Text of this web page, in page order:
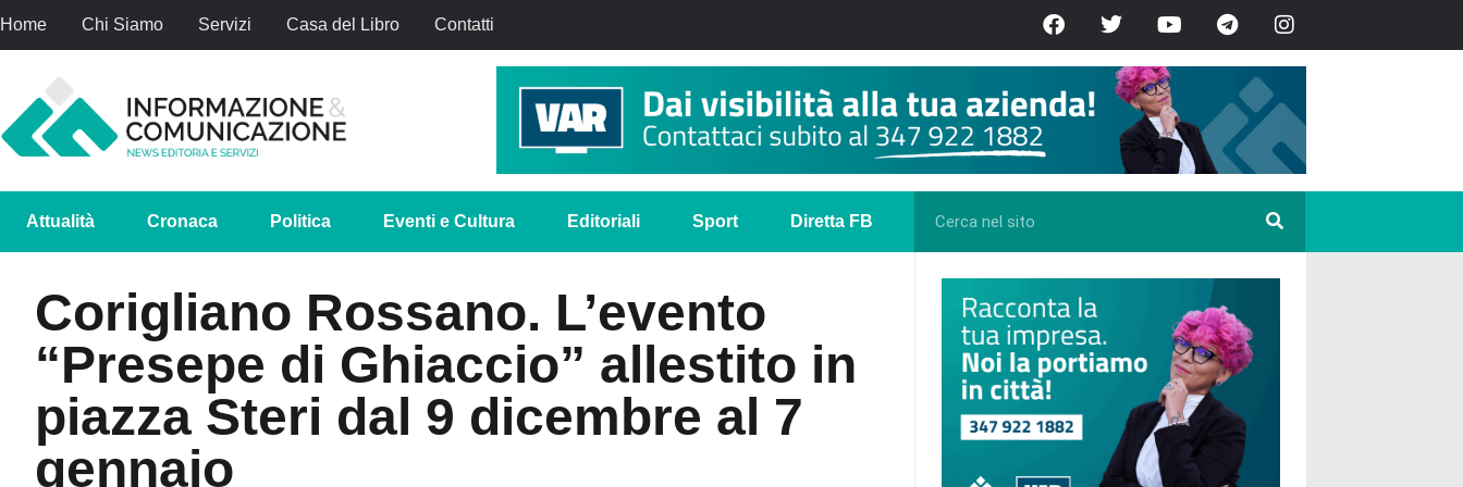
Home Chi Siamo Servizi Casa del Libro Contatti
Attualità Cronaca Politica Eventi e Cultura Editoriali Sport Diretta FB
Corigliano Rossano. L’evento
“Presepe di Ghiaccio” allestito in
piazza Steri dal 9 dicembre al 7
gennaio